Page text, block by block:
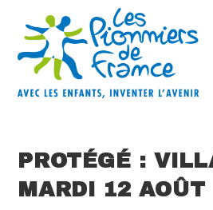
content
PROTÉGÉ :
MARDI 12 AOÛT